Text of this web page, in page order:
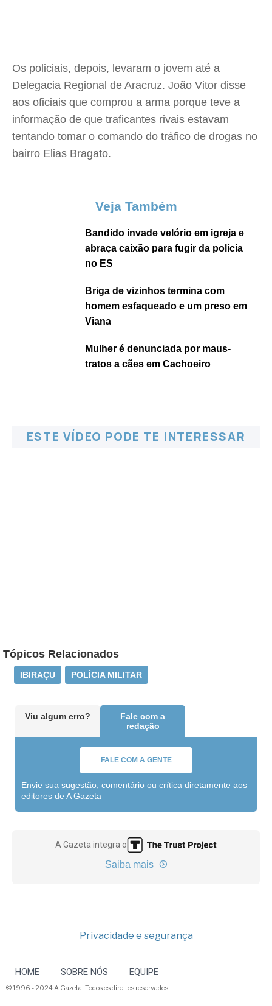
Os policiais, depois, levaram o jovem até a
Delegacia Regional de Aracruz. João Vitor disse
aos oficiais que comprou a arma porque teve a
informação de que traficantes rivais estavam
tentando tomar o comando do tráfico de drogas no
bairro Elias Bragato.
Veja Também
Bandido invade velório em igreja e
abraça caixão para fugir da polícia
no ES
Briga de vizinhos termina com
homem esfaqueado e um preso em
Viana
Mulher é denunciada por maus-
tratos a cães em Cachoeiro
ESTE VÍDEO PODE TE INTERESSAR
Tópicos Relacionados
IBIRAÇU POLÍCIA MILITAR
Viu algum erro?
Fale com a
redação
FALE COM A GENTE
Envie sua sugestão, comentário ou crítica diretamente aos
editores de A Gazeta
A Gazeta integra o
Saiba mais
Privacidade e segurança
HOME SOBRE NÓS EQUIPE
© 1996 - 2024 A Gazeta. Todos os direitos reservados